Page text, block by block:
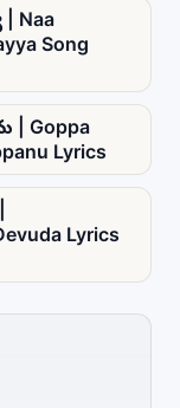
Song
| Goppa
Lyrics
Lyrics